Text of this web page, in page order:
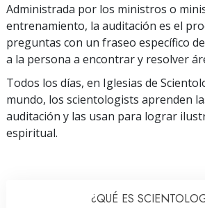
Administrada por los ministros o
entrenamiento, la auditación es el
preguntas con un fraseo específico
a la persona a encontrar y resolver
Todos los días, en Iglesias de
mundo, los scientologists aprenden
auditación y las usan para lograr
espiritual.
¿QUÉ ES